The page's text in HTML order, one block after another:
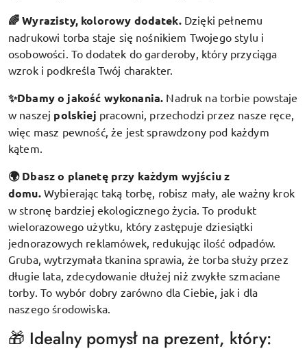
🌈 Wyrazisty, kolorowy dodatek. Dzięki pełnemu
nadrukowi torba staje się nośnikiem Twojego stylu i
osobowości. To dodatek do garderoby, który przyciąga
wzrok i podkreśla Twój charakter.
✨Dbamy o jakość wykonania. Nadruk na torbie powstaje
w naszej polskiej pracowni, przechodzi przez nasze ręce,
więc masz pewność, że jest sprawdzony pod każdym
kątem.
🌍 Dbasz o planetę przy każdym wyjściu z
domu. Wybierając taką torbę, robisz mały, ale ważny krok
w stronę bardziej ekologicznego życia. To produkt
wielorazowego użytku, który zastępuje dziesiątki
jednorazowych reklamówek, redukując ilość odpadów.
Gruba, wytrzymała tkanina sprawia, że torba służy przez
długie lata, zdecydowanie dłużej niż zwykłe szmaciane
torby. To wybór dobry zarówno dla Ciebie, jak i dla
naszego środowiska.
🎁 Idealny pomysł na prezent, który: